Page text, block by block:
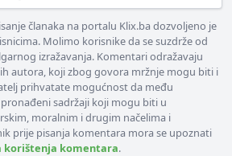
članaka na portalu Klix.ba dozvoljeno je
Molimo korisnike da se suzdrže od
izražavanja. Komentari odražavaju
autora, koji zbog govora mržnje mogu biti i
prihvatate mogućnost da među
sadržaji koji mogu biti u
moralnim i drugim načelima i
prije pisanja komentara mora se upoznati
korištenja komentara.